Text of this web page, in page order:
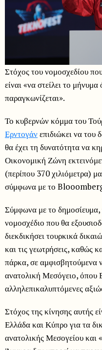
Στόχος του νομοσχεδίου
είναι «να στείλει το
παραγκωνίζεται».
Το κυβερνών κόμμα του
Ερντογάνεπιδιώκει να του
θα έχει τη δυνατότητα να
Οικονομική Ζώνη
(περίπου 370 χιλιόμετρα)
σύμφωνα με το
Σύμφωνα με το δημοσίευμα,
νομοσχέδιο που θα
διεκδικήσει τουρκικά
και τις γεωτρήσεις, καθώς
πάρκα, σε αμφισβητούμενα
ανατολική Μεσόγειο, όπου
αλληλεπικαλυπτόμενες
Στόχος της κίνησης αυτής
Ελλάδα και Κύπρο για τα
ανατολικής Μεσογείου και